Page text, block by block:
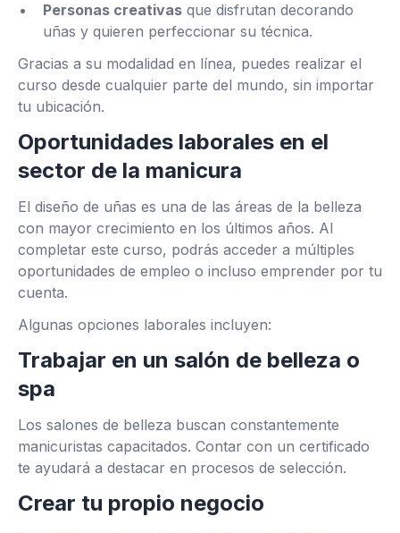
Personas creativas que disfrutan decorando
uñas y quieren perfeccionar su técnica.
Gracias a su modalidad en línea, puedes realizar el
curso desde cualquier parte del mundo, sin importar
tu ubicación.
Oportunidades laborales en el
sector de la manicura
El diseño de uñas es una de las áreas de la belleza
con mayor crecimiento en los últimos años. Al
completar este curso, podrás acceder a múltiples
oportunidades de empleo o incluso emprender por tu
cuenta.
Algunas opciones laborales incluyen:
Trabajar en un salón de belleza o
spa
Los salones de belleza buscan constantemente
manicuristas capacitados. Contar con un certificado
te ayudará a destacar en procesos de selección.
Crear tu propio negocio